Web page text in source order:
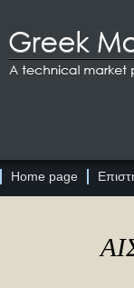
Home page